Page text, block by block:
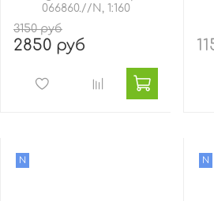
066860.//N, 1:160
3150 руб
2850 руб
N N